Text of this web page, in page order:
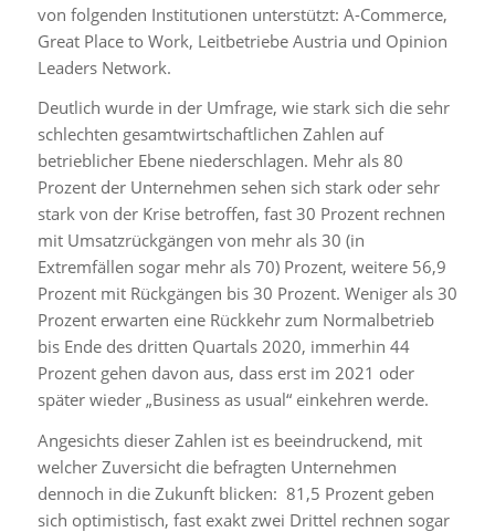
von folgenden Institutionen unterstützt: A-Commerce,
Great Place to Work, Leitbetriebe Austria und Opinion
Leaders Network.
Deutlich wurde in der Umfrage, wie stark sich die sehr
schlechten gesamtwirtschaftlichen Zahlen auf
betrieblicher Ebene niederschlagen. Mehr als 80
Prozent der Unternehmen sehen sich stark oder sehr
stark von der Krise betroffen, fast 30 Prozent rechnen
mit Umsatzrückgängen von mehr als 30 (in
Extremfällen sogar mehr als 70) Prozent, weitere 56,9
Prozent mit Rückgängen bis 30 Prozent. Weniger als 30
Prozent erwarten eine Rückkehr zum Normalbetrieb
bis Ende des dritten Quartals 2020, immerhin 44
Prozent gehen davon aus, dass erst im 2021 oder
später wieder „Business as usual“ einkehren werde.
Angesichts dieser Zahlen ist es beeindruckend, mit
welcher Zuversicht die befragten Unternehmen
dennoch in die Zukunft blicken: 81,5 Prozent geben
sich optimistisch, fast exakt zwei Drittel rechnen sogar